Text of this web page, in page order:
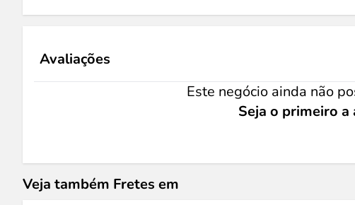
Avaliações
Este negócio ainda não
Seja o primeiro a
Veja também Fretes em